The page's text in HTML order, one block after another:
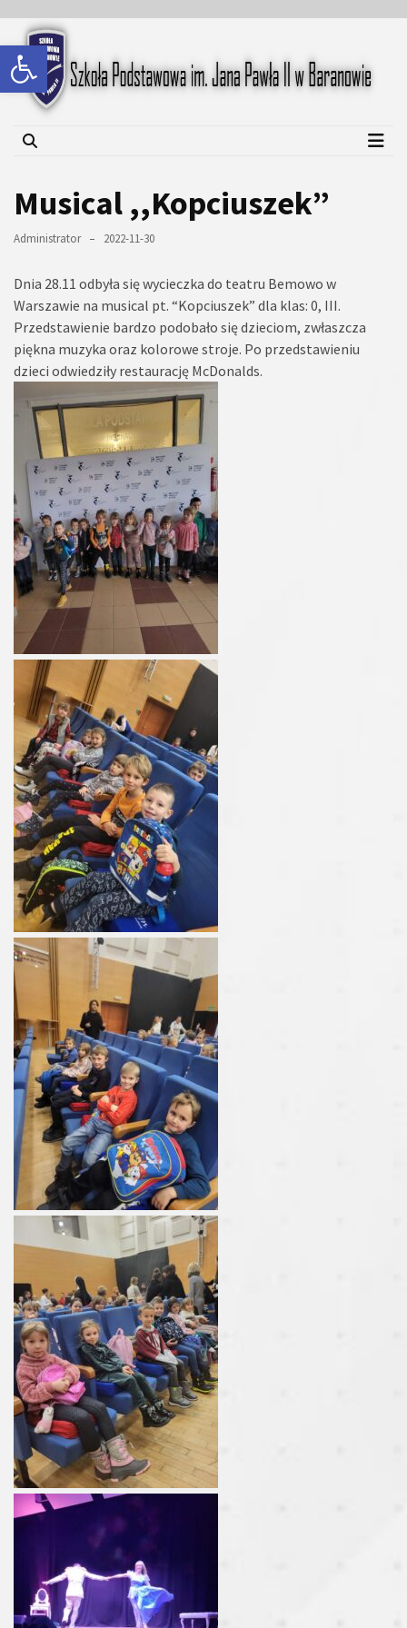
Open toolbar
content
content
Szkoła Podstawowa im.
Jana Pawła II w Baranowie
Musical ,,Kopciuszek”
Administrator 2022-11-30
Dnia 28.11 odbyła się wycieczka do teatru Bemowo w
Warszawie na musical pt. “Kopciuszek” dla klas: 0, III.
Przedstawienie bardzo podobało się dzieciom, zwłaszcza
piękna muzyka oraz kolorowe stroje. Po przedstawieniu
dzieci odwiedziły restaurację McDonalds.